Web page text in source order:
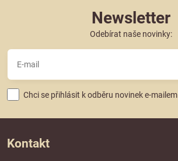
Newsletter
Odebírat naše novinky:
Chci se přihlásit k odběru novinek e-mailem
Kontakt